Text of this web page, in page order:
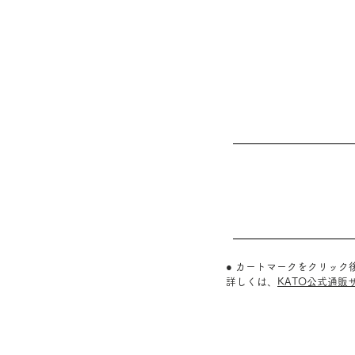
● カートマークをクリック
詳しくは、
KATO公式通販